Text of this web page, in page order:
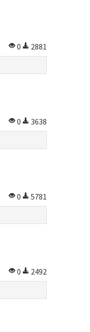
0
2881
0
3638
0
5781
0
2492